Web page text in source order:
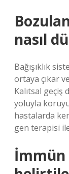
nasıl
Bağışıklık
ortaya çıkar
Kalıtsal geçiş
yoluyla
hastalarda
gen terapisi